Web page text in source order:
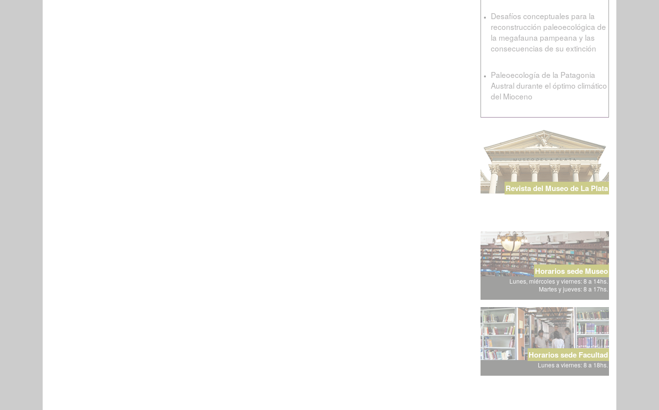
Desafíos conceptuales para la
reconstrucción paleoecológica de
la megafauna pampeana y las
consecuencias de su extinción
Paleoecología de la Patagonia
Austral durante el óptimo climático
del Mioceno
Revista del Museo de La Plata
Horarios sede Museo
Lunes, miércoles y viernes: 8 a 14hs.
Martes y jueves: 8 a 17hs.
Horarios sede Facultad
Lunes a viernes: 8 a 18hs.